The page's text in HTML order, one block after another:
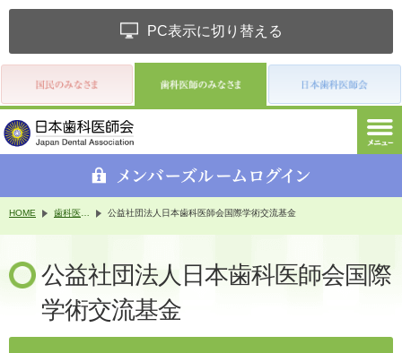
PC表示に切り替える
HOME 公益社団法人日本歯科医師会国際学術交流基金
公益社団法人日本歯科医師会国際
学術交流基金